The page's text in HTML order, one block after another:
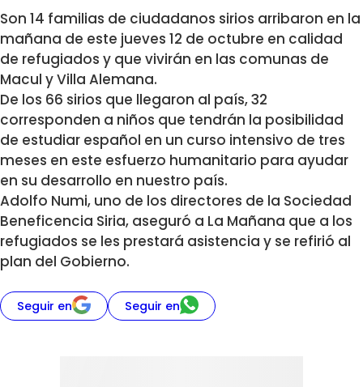
Son 14 familias de ciudadanos sirios arribaron en la
mañana de este jueves 12 de octubre en calidad
de refugiados y que vivirán en las comunas de
Macul y Villa Alemana.
De los 66 sirios que llegaron al país, 32
corresponden a niños que tendrán la posibilidad
de estudiar español en un curso intensivo de tres
meses en este esfuerzo humanitario para ayudar
en su desarrollo en nuestro país.
Adolfo Numi, uno de los directores de la Sociedad
Beneficencia Siria, aseguró a La Mañana que a los
refugiados se les prestará asistencia y se refirió al
plan del Gobierno.
Seguir en Seguir en